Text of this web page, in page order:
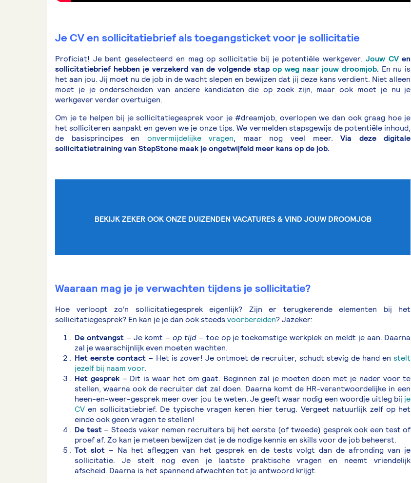
Je CV en sollicitatiebrief als toegangsticket voor je sollicitatie
Proficiat! Je bent geselecteerd en mag op sollicitatie bij je potentiële werkgever. Jouw CVen
sollicitatiebrief hebben je verzekerd van de volgende stapop weg naar jouw droomjob. En nu is
het aan jou. Jij moet nu de job in de wacht slepen en bewijzen dat jij deze kans verdient. Niet alleen
moet je je onderscheiden van andere kandidaten die op zoek zijn, maar ook moet je nu je
werkgever verder overtuigen.
Om je te helpen bij je sollicitatiegesprek voor je #dreamjob, overlopen we dan ook graag hoe je
het solliciteren aanpakt en geven we je onze tips. We vermelden stapsgewijs de potentiële inhoud,
de basisprincipes en onvermijdelijke vragen, maar nog veel meer.Via deze digitale
sollicitatietraining van StepStone maak je ongetwijfeld meer kans op de job.
BEKIJK ZEKER OOK ONZE DUIZENDEN VACATURES & VIND JOUW DROOMJOB
Waaraan mag je je verwachten tijdens je sollicitatie?
Hoe verloopt zo’n sollicitatiegesprek eigenlijk? Zijn er terugkerende elementen bij het
sollicitatiegesprek? En kan je je dan ook steedsvoorbereiden? Jazeker:
De ontvangst– Je komt –op tijd – toe op je toekomstige werkplek en meldt je aan. Daarna
zal je waarschijnlijk even moeten wachten.
Het eerste contact – Het is zover! Je ontmoet de recruiter, schudt stevig de hand enstelt
jezelf bij naam voor.
Het gesprek– Dit is waar het om gaat. Beginnen zal je moeten doen met je nader voor te
stellen, waarna ook de recruiter dat zal doen. Daarna komt de HR-verantwoordelijke in een
heen-en-weer-gesprek meer over jou te weten. Je geeft waar nodig een woordje uitleg bij je
CV en sollicitatiebrief. De typische vragen keren hier terug. Vergeet natuurlijk zelf op het
einde ook geen vragen te stellen!
De test – Steeds vaker nemen recruiters bij het eerste (of tweede) gesprek ook een test of
proef af. Zo kan je meteen bewijzen dat je de nodige kennis en skills voor de job beheerst.
Tot slot – Na het afleggen van het gesprek en de tests volgt dan de afronding van je
sollicitatie. Je stelt nog even je laatste praktische vragen en neemt vriendelijk
afscheid. Daarna is het spannend afwachten tot je antwoord krijgt.